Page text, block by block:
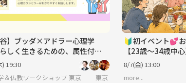
なく純粋に友達作りをしよう✨ 転勤で出てきたばかり～友
谷】ブッダ×アドラー心理学
らしく生きるための、属性付与
処法」ワークショップ-東京
) 19:30
＆仏教ワークショップ 東京
東京
🔰初イベント💕
【23歳～34歳中
パーティーとい
🎉
8/7(金) 13:00
more...